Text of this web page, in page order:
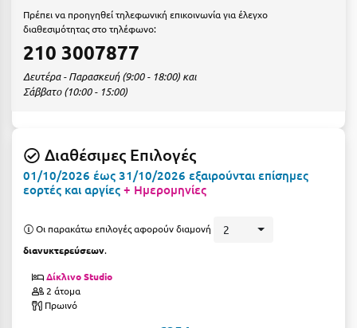
Ελάτη Αρκαδίας
Ελούντα Κρήτης
Ερέτρια
Εύβοια
Ευρυτανία
Ζ
Ζάκυνθος
Πρέπει να προηγηθεί τηλεφωνική επικοινωνία για έλεγχο
διαθεσιμότητας στο τηλέφωνο:
210 3007877
Δευτέρα - Παρασκευή (9:00 - 18:00) και
Σάββατο (10:00 - 15:00)
Διαθέσιμες Επιλογές
01/10/2026 έως 31/10/2026 εξαιρούνται επίσημες
εορτές και αργίες + Ημερομηνίες
Οι παρακάτω επιλογές αφορούν διαμονή 2
διανυκτερεύσεων.
Δίκλινο Studio
2 άτομα
Πρωινό